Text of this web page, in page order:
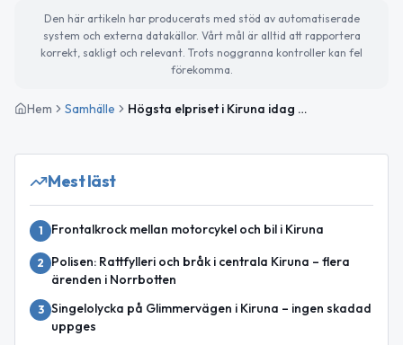
Den här artikeln har producerats med stöd av automatiserade
system och externa datakällor. Vårt mål är alltid att rapportera
korrekt, sakligt och relevant. Trots noggranna kontroller kan fel
förekomma.
Hem Samhälle Högsta elpriset i Kiruna idag — kraftig uppgång
Mest läst
1 Frontalkrock mellan motorcykel och bil i Kiruna
2
Polisen: Rattfylleri och bråk i centrala Kiruna – flera
ärenden i Norrbotten
3 Singelolycka på Glimmervägen i Kiruna – ingen skadad
uppges